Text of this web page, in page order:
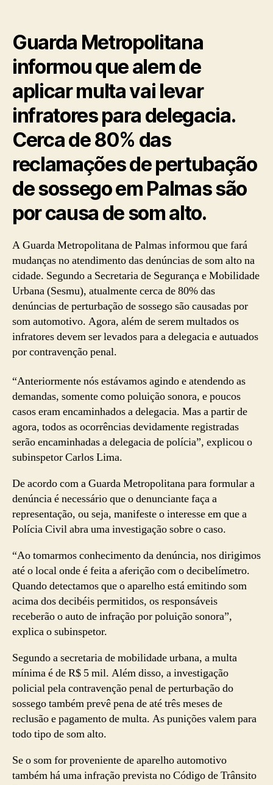
Guarda Metropolitana
informou que alem de
aplicar multa vai levar
infratores para delegacia.
Cerca de 80% das
reclamações de pertubação
de sossego em Palmas são
por causa de som alto.
A Guarda Metropolitana de Palmas informou que fará
mudanças no atendimento das denúncias de som alto na
cidade. Segundo a Secretaria de Segurança e Mobilidade
Urbana (Sesmu), atualmente cerca de 80% das
denúncias de perturbação de sossego são causadas por
som automotivo. Agora, além de serem multados os
infratores devem ser levados para a delegacia e autuados
por contravenção penal.
“Anteriormente nós estávamos agindo e atendendo as
demandas, somente como poluição sonora, e poucos
casos eram encaminhados a delegacia. Mas a partir de
agora, todos as ocorrências devidamente registradas
serão encaminhadas a delegacia de polícia”, explicou o
subinspetor Carlos Lima.
De acordo com a Guarda Metropolitana para formular a
denúncia é necessário que o denunciante faça a
representação, ou seja, manifeste o interesse em que a
Polícia Civil abra uma investigação sobre o caso.
“Ao tomarmos conhecimento da denúncia, nos dirigimos
até o local onde é feita a aferição com o decibelímetro.
Quando detectamos que o aparelho está emitindo som
acima dos decibéis permitidos, os responsáveis
receberão o auto de infração por poluição sonora”,
explica o subinspetor.
Segundo a secretaria de mobilidade urbana, a multa
mínima é de R$ 5 mil. Além disso, a investigação
policial pela contravenção penal de perturbação do
sossego também prevê pena de até três meses de
reclusão e pagamento de multa. As punições valem para
todo tipo de som alto.
Se o som for proveniente de aparelho automotivo
também há uma infração prevista no Código de Trânsito